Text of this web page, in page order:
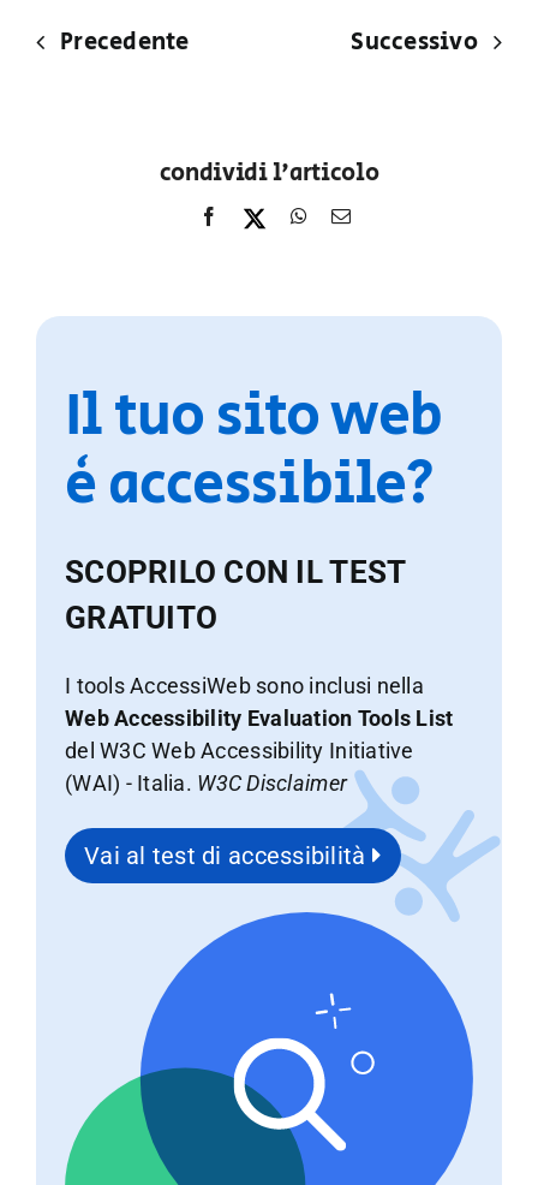
Precedente Successivo
condividi l'articolo
Il tuo sito web
è accessibile?
SCOPRILO CON IL TEST
GRATUITO
I tools AccessiWeb sono inclusi nella
Web Accessibility Evaluation Tools List
del W3C Web Accessibility Initiative
(WAI) - Italia. W3C Disclaimer
Vai al test di accessibilità